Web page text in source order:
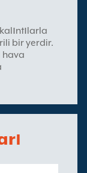
bir yerdir.
hava